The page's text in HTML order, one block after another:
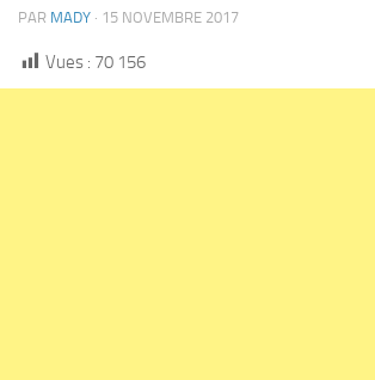
PAR MADY · 15 NOVEMBRE 2017
Vues : 70 156